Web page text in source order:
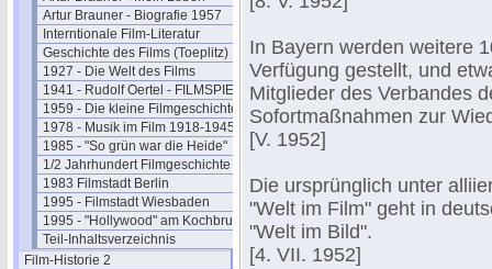
Artur Brauner - Biografie 1957
Interntionale Film-Literatur
Geschichte des Films (Toeplitz)
1927 - Die Welt des Films
1941 - Rudolf Oertel - FILMSPIEGEL
1959 - Die kleine Filmgeschichte
1978 - Musik im Film 1918-1945
1985 - "So grün war die Heide"
1/2 Jahrhundert Filmgeschichte
1983 Filmstadt Berlin
1995 - Filmstadt Wiesbaden
1995 - "Hollywood" am Kochbrunnen
Teil-Inhaltsverzeichnis
Film-Historie 2
In Bayern werden weitere
Verfügung gestellt, und
Mitglieder des Verbandes
Sofortmaßnahmen zur
[V. 1952]
Die ursprünglich unter
"Welt im Film" geht in
"Welt im Bild".
[4. VII. 1952]